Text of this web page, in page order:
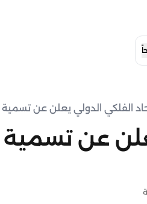
الفلكي الدولي يعلن عن
يعلن عن